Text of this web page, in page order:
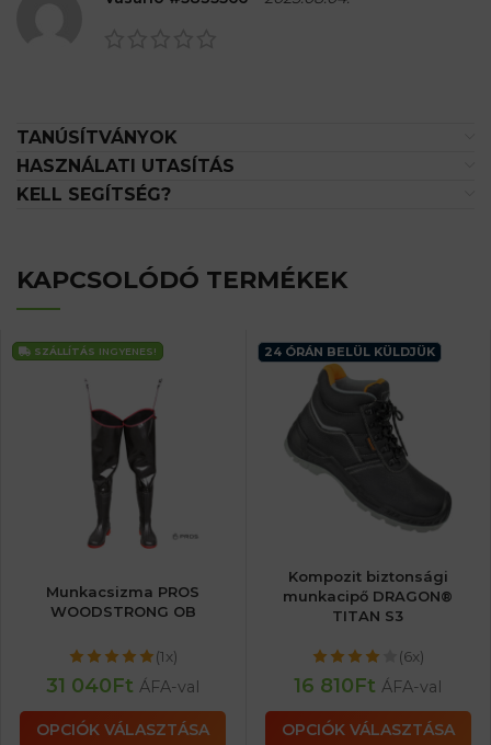
TANÚSÍTVÁNYOK
HASZNÁLATI UTASÍTÁS
KELL SEGÍTSÉG?
KAPCSOLÓDÓ TERMÉKEK
SZÁLLÍTÁS INGYENES!
Munkacsizma PROS
WOODSTRONG OB
(1x)
31 040Ft ÁFA-val
OPCIÓK VÁLASZTÁSA
24 ÓRÁN BELÜL KÜLDJÜK
Kompozit biztonsági
munkacipő DRAGON®
TITAN S3
(6x)
16 810Ft ÁFA-val
OPCIÓK VÁLASZTÁSA